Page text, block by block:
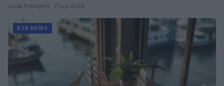
Linda Pellegrini · 7 Lug 2026
B2B NEWS